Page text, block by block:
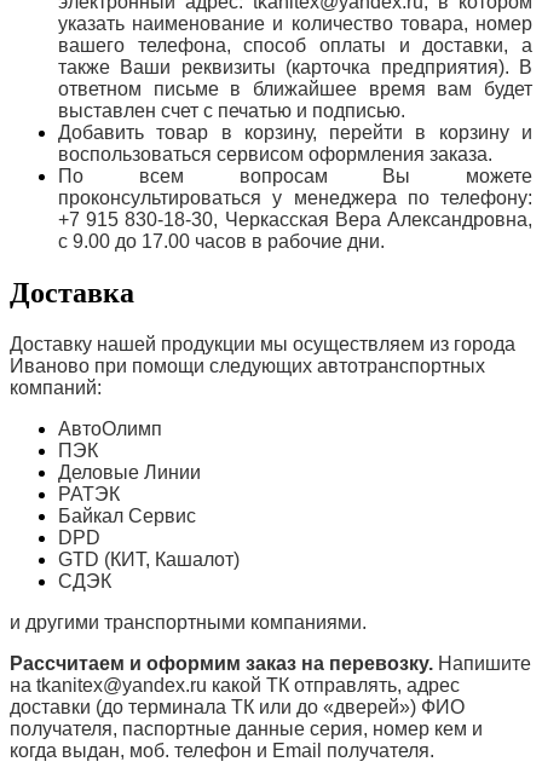
указать наименование и количество товара, номер
вашего телефона, способ оплаты и доставки, а
также Ваши реквизиты (карточка предприятия). В
ответном письме в ближайшее время вам будет
выставлен счет с печатью и подписью.
Добавить товар в корзину, перейти в корзину и
воспользоваться сервисом оформления заказа.
По всем вопросам Вы можете
проконсультироваться у менеджера по телефону:
+7 915 830-18-30, Черкасская Вера Александровна,
с 9.00 до 17.00 часов в рабочие дни.
Доставка
Доставку нашей продукции мы осуществляем из города
Иваново при помощи следующих автотранспортных
компаний:
АвтоОлимп
ПЭК
Деловые Линии
РАТЭК
Байкал Сервис
DPD
GTD (КИТ, Кашалот)
СДЭК
и другими транспортными компаниями.
Рассчитаем и оформим заказ на перевозку. Напишите
на tkanitex@yandex.ru какой ТК отправлять, адрес
доставки (до терминала ТК или до «дверей») ФИО
получателя, паспортные данные серия, номер кем и
когда выдан, моб. телефон и Email получателя.